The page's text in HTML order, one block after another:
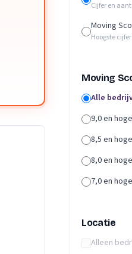
Cijfer en
Moving
Hoogste
Moving
Alle
9,0 en
8,5 en
8,0 en
7,0 en
Locatie
Alleen